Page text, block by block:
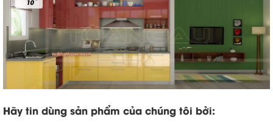
10
Hãy tin dùng sản phẩm của chúng tôi bởi: